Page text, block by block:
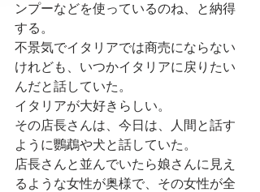
ンプーなどを使っているのね、と納得
する。
不景気でイタリアでは商売にならない
けれども、いつかイタリアに戻りたい
んだと話していた。
イタリアが大好きらしい。
その店長さんは、今日は、人間と話す
ように鸚鵡や犬と話していた。
店長さんと並んでいたら娘さんに見え
るような女性が奥様で、その女性が全